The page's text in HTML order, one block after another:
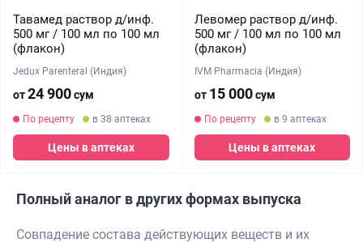
Тавамед раствор д/инф.
500 мг / 100 мл по 100 мл
(флакон)
Jedux Parenteral (Индия)
от24 900сум
По рецепту в 38 аптеках
Цены в аптеках
Левомер раствор д/инф.
500 мг / 100 мл по 100 мл
(флакон)
IVM Pharmacia (Индия)
от 15 000сум
По рецепту в 9 аптеках
Цены в аптеках
Полный аналог в других формах выпуска
Совпадение состава действующих веществ и их